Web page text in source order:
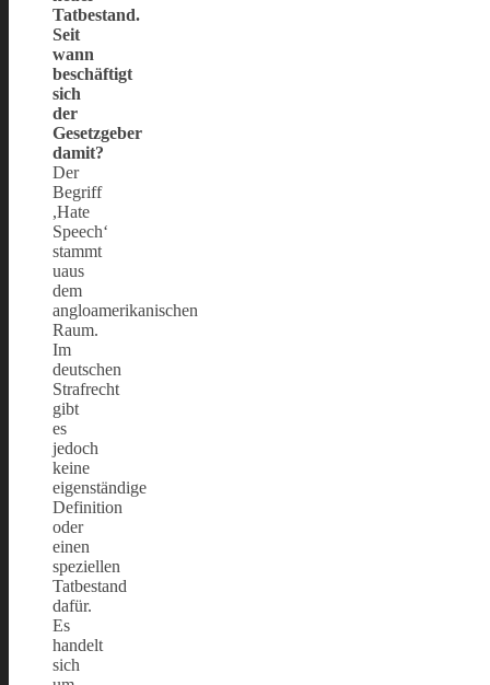
Tatbestand.
Seit
wann
beschäftigt
sich
der
Gesetzgeber
damit?
Der
Begriff
,Hate
Speech‘
stammt
uaus
dem
angloamerikanischen
Raum.
Im
deutschen
Strafrecht
gibt
es
jedoch
keine
eigenständige
Definition
oder
einen
speziellen
Tatbestand
dafür.
Es
handelt
sich